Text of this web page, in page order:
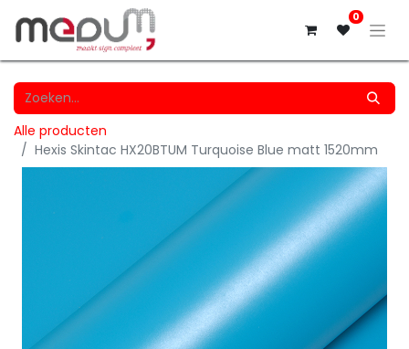
0
Alle producten
Hexis Skintac HX20BTUM Turquoise Blue matt 1520mm